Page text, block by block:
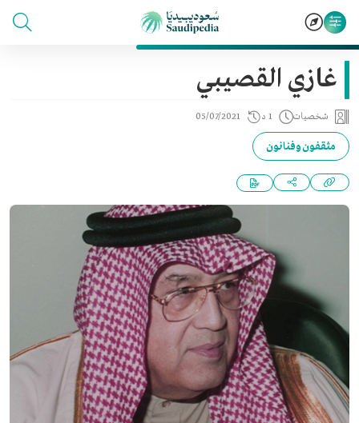
غازي القصيبي
شخصيات 1 د 05/07/2021
مثقفون وفنانون